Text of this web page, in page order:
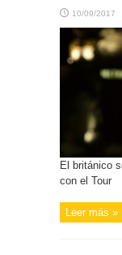
10/09/2017
El británico
con el Tour
Leer más »